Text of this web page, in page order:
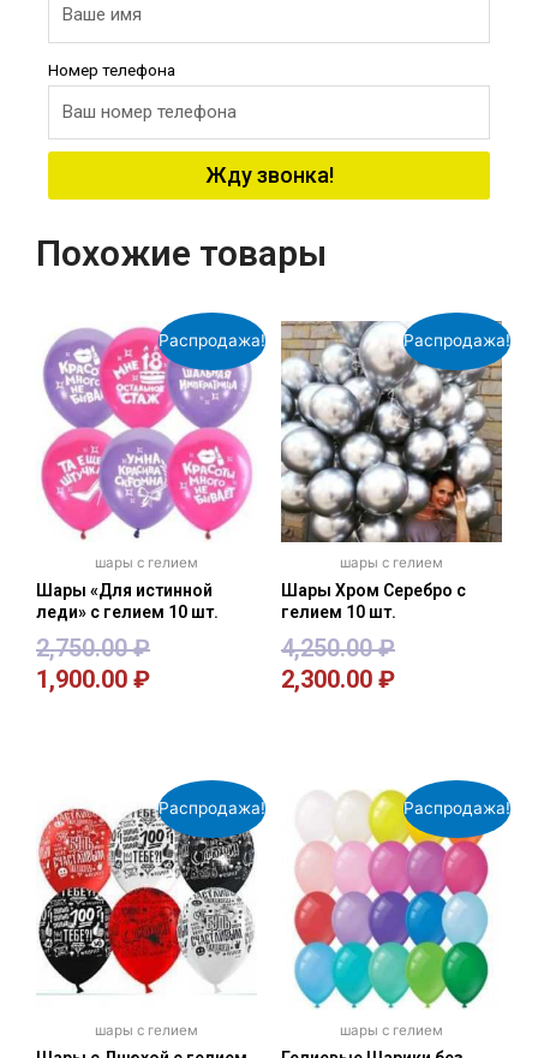
Номер телефона
Жду звонка!
Похожие товары
Распродажа!
шары с гелием
Шары «Для истинной
леди» с гелием 10 шт.
2,750.00₽
1,900.00 ₽
Распродажа!
шары с гелием
Шары Хром Серебро с
гелием 10 шт.
4,250.00₽
2,300.00 ₽
Распродажа!
шары с гелием
Распродажа!
шары с гелием